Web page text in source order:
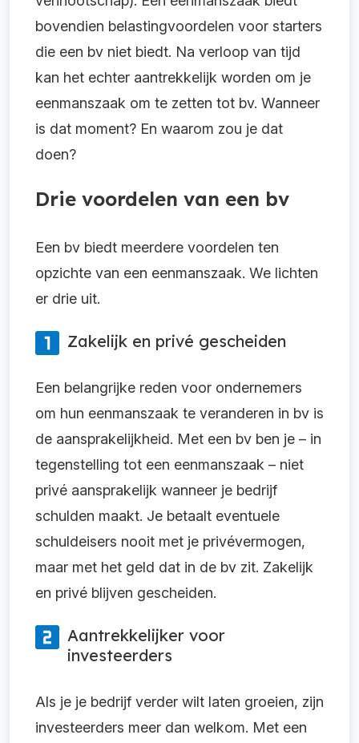
bovendien belastingvoordelen voor starters
die een bv niet biedt. Na verloop van tijd
kan het echter aantrekkelijk worden om je
eenmanszaak om te zetten tot bv. Wanneer
is dat moment? En waarom zou je dat
doen?
Drie voordelen van een bv
Een bv biedt meerdere voordelen ten
opzichte van een eenmanszaak. We lichten
er drie uit.
Zakelijk en privé gescheiden
Een belangrijke reden voor ondernemers
om hun eenmanszaak te veranderen in bv is
de aansprakelijkheid. Met een bv ben je – in
tegenstelling tot een eenmanszaak – niet
privé aansprakelijk wanneer je bedrijf
schulden maakt. Je betaalt eventuele
schuldeisers nooit met je privévermogen,
maar met het geld dat in de bv zit. Zakelijk
en privé blijven gescheiden.
Aantrekkelijker voor
investeerders
Als je je bedrijf verder wilt laten groeien, zijn
investeerders meer dan welkom. Met een